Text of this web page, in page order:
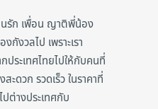
รัก เพื่อน ญาติพี่น้อง
กังวลไป เพราะเรา
ระเทศไทยไปให้กับคนที่
สะดวก รวดเร็ว ในราคาที่
ต่างประเทศกับ